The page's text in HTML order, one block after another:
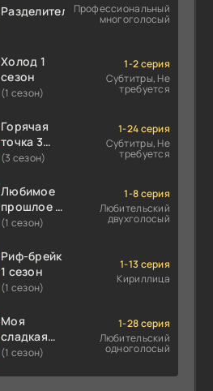
РазделительПрофессиональный
многоголосый
Холод 1
сезон
(1 сезон)
1-2 серия
Субтитры, Не
требуется
Горячая
точка 3
сезон
(3 сезон)
1-24 серия
Субтитры, Не
требуется
Любимое
прошлое 1
сезон
(1 сезон)
1-8 серия
Любительский
двухголосый
Риф-брейк
1 сезон
(1 сезон)
1-13 серия
Кириллица
Моя
сладкая
ложь 1
(1 сезон)
1-28 серия
Любительский
одноголосый